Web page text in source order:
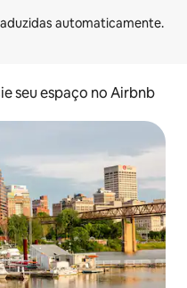
seu espaço no Airbnb